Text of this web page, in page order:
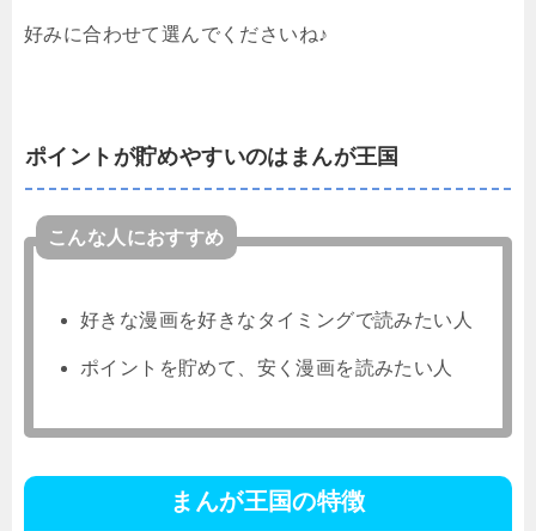
好みに合わせて選んでくださいね♪
ポイントが貯めやすいのはまんが王国
こんな人におすすめ
好きな漫画を好きなタイミングで読みたい人
ポイントを貯めて、安く漫画を読みたい人
まんが王国の特徴